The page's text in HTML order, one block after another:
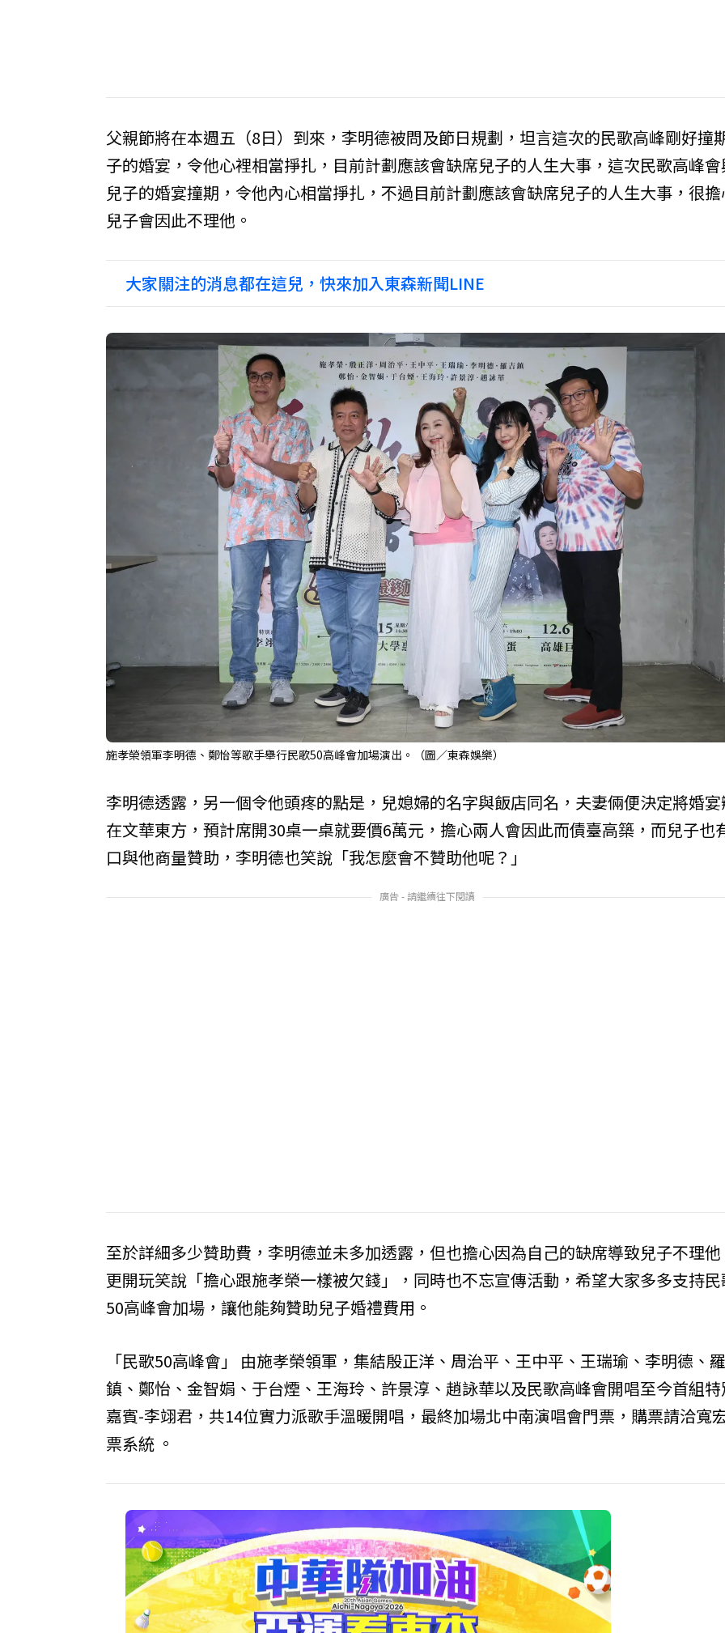
父親節將在本週五（8日）到來，李明德被問及節日規劃，坦言這次的民歌高峰剛好撞
子的婚宴，令他心裡相當掙扎，目前計劃應該會缺席兒子的人生大事，這次民歌高峰
兒子的婚宴撞期，令他內心相當掙扎，不過目前計劃應該會缺席兒子的人生大事，很
兒子會因此不理他。
大家關注的消息都在這兒，快來加入東森新聞LINE
施孝榮領軍李明德、鄭怡等歌手舉行民歌50高峰會加場演出。（圖／東森娛樂）
李明德透露，另一個令他頭疼的點是，兒媳婦的名字與飯店同名，夫妻倆便決定將婚
在文華東方，預計席開30桌一桌就要價6萬元，擔心兩人會因此而債臺高築，而兒子也
口與他商量贊助，李明德也笑說「我怎麼會不贊助他呢？」
廣告 - 請繼續往下閱讀
至於詳細多少贊助費，李明德並未多加透露，但也擔心因為自己的缺席導致兒子不理
更開玩笑說「擔心跟施孝榮一樣被欠錢」，同時也不忘宣傳活動，希望大家多多支持
50高峰會加場，讓他能夠贊助兒子婚禮費用。
「民歌50高峰會」 由施孝榮領軍，集結殷正洋、周治平、王中平、王瑞瑜、李明德、
鎮、鄭怡、金智娟、于台煙、王海玲、許景淳、趙詠華以及民歌高峰會開唱至今首組
嘉賓-李翊君，共14位實力派歌手溫暖開唱，最終加場北中南演唱會門票，購票請洽寬
票系統 。